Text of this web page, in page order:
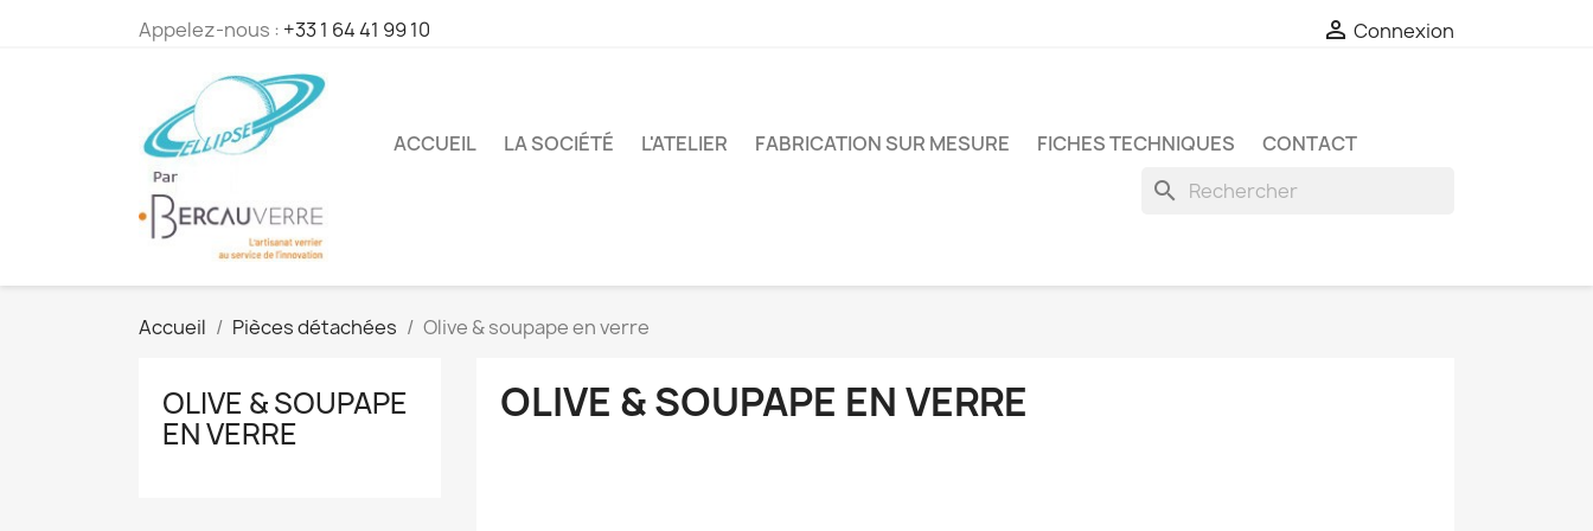
Appelez-nous : +33 1 64 41 99 10  Connexion
ACCUEIL LA SOCIÉTÉ L'ATELIER FABRICATION SUR MESURE FICHES TECHNIQUES CONTACT
search
Accueil Pièces détachées Olive & soupape en verre
OLIVE & SOUPAPE
EN VERRE
OLIVE & SOUPAPE EN VERRE